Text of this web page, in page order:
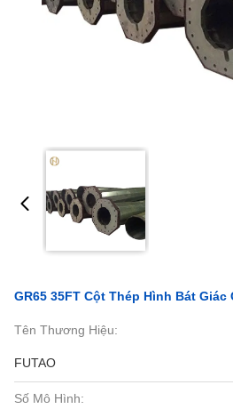
GR65 35FT Cột Thép Hình Bát
Tên Thương Hiệu:
FUTAO
Số Mô Hình: